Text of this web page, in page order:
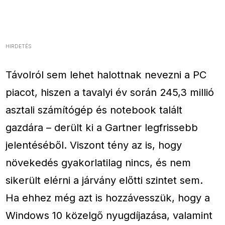
HIRDETÉS
Távolról sem lehet halottnak nevezni a PC
piacot, hiszen a tavalyi év során 245,3 millió
asztali számítógép és notebook talált
gazdára – derült ki a Gartner legfrissebb
jelentéséből. Viszont tény az is, hogy
növekedés gyakorlatilag nincs, és nem
sikerült elérni a járvány előtti szintet sem.
Ha ehhez még azt is hozzávesszük, hogy a
Windows 10 közelgő nyugdíjazása, valamint